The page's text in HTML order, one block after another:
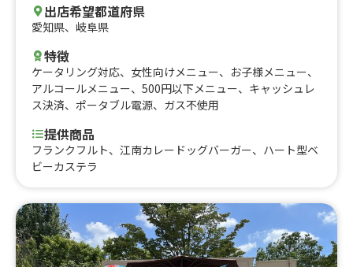
出店希望都道府県
愛知県、 岐阜県
特徴
ケータリング対応、 女性向けメニュー、 お子様メニュー、
アルコールメニュー、 500円以下メニュー、 キャッシュレ
ス決済、 ポータブル電源、 ガス不使用
提供商品
フランクフルト、江南カレードッグバーガー、ハート型ベ
ビーカステラ